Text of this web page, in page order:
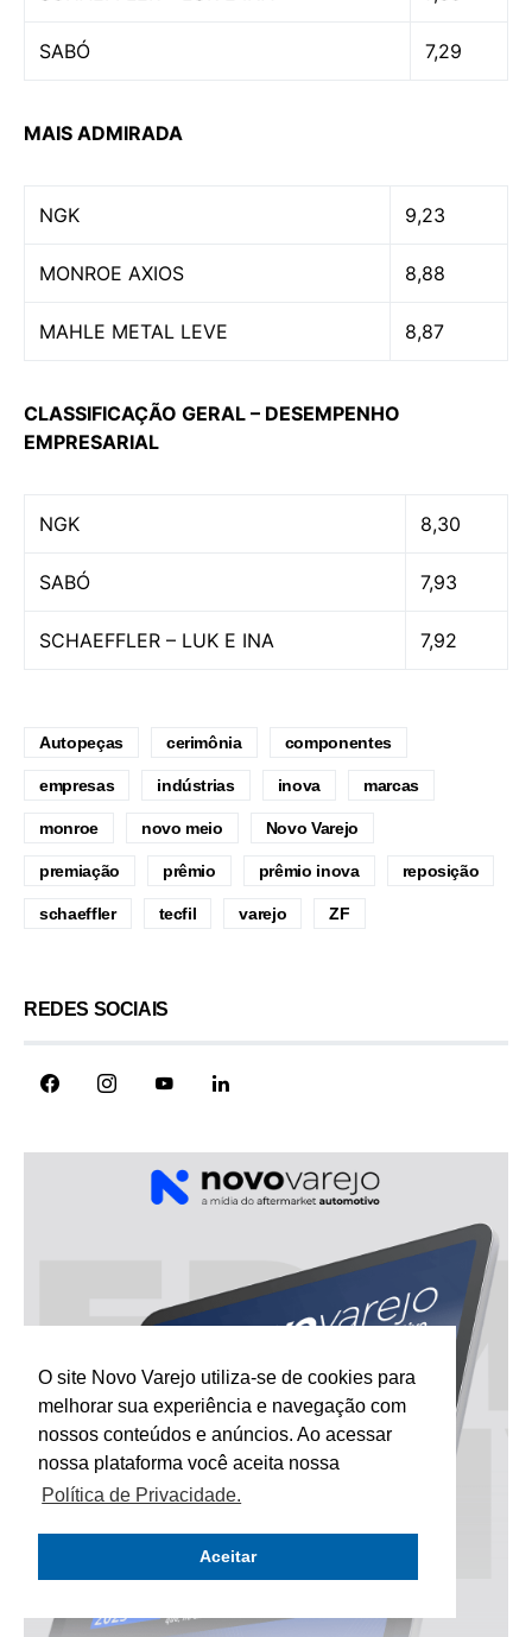
O site Novo Varejo utiliza-se de cookies para
melhorar sua experiência e navegação com
nossos conteúdos e anúncios. Ao acessar
nossa plataforma você aceita nossa
Política de Privacidade.
Aceitar
SABÓ 7,29
MAIS ADMIRADA
NGK 9,23
MONROE AXIOS 8,88
MAHLE METAL LEVE 8,87
CLASSIFICAÇÃO GERAL – DESEMPENHO
EMPRESARIAL
NGK 8,30
SABÓ 7,93
SCHAEFFLER – LUK E INA 7,92
Autopeças cerimônia componentes
empresas indústrias inova marcas
monroe novo meio Novo Varejo
premiação prêmio prêmio inova reposição
schaeffler tecfil varejo ZF
REDES SOCIAIS